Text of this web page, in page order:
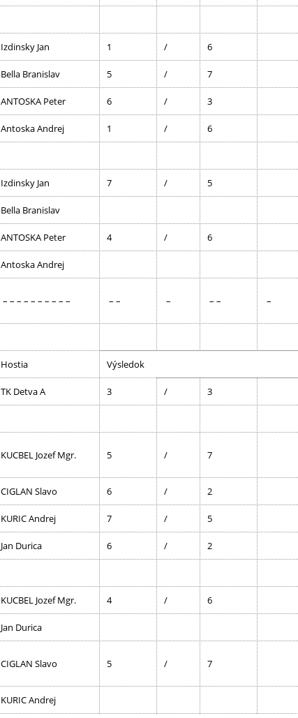
Izdinsky Jan 1 / 6
Bella Branislav 5 / 7
ANTOSKA Peter 6 / 3
Antoska Andrej 1 / 6
Izdinsky Jan 7 / 5
Bella Branislav
ANTOSKA Peter 4 / 6
Antoska Andrej
– – – – – – – – – – – – – – – –
Hostia Výsledok
TK Detva A 3 / 3
KUCBEL Jozef Mgr. 5 / 7
CIGLAN Slavo 6 / 2
KURIC Andrej 7 / 5
Jan Durica 6 / 2
KUCBEL Jozef Mgr. 4 / 6
Jan Durica
CIGLAN Slavo 5 / 7
KURIC Andrej